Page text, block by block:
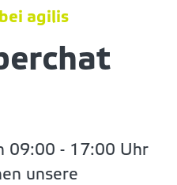
agilis
09:00 - 17:00 Uhr
unsere